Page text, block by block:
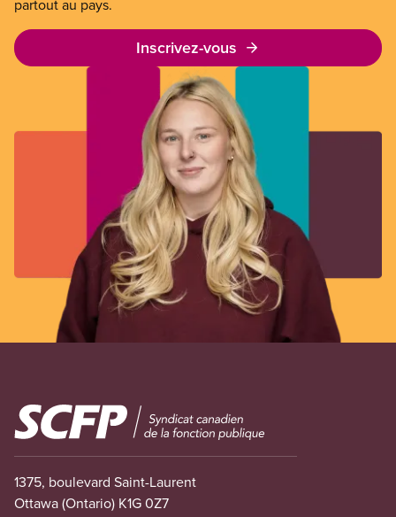
partout au pays.
Inscrivez-vous
Image
1375, boulevard Saint-Laurent
Ottawa (Ontario) K1G 0Z7